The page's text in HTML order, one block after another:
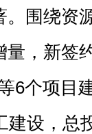
围绕资
，新签
6个项目
建设，总